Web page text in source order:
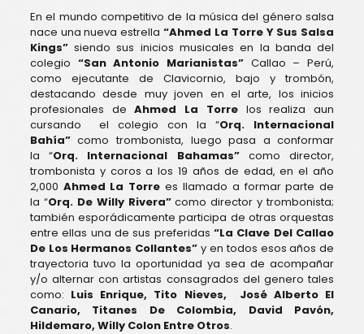
En el mundo competitivo de la música del género salsa
nace una nueva estrella“Ahmed La Torre Y Sus Salsa
Kings”siendo sus inicios musicales en la banda del
colegio “San Antonio Marianistas” Callao – Perú,
como ejecutante de Clavicornio, bajo y trombón,
destacando desde muy joven en el arte, los inicios
profesionales de Ahmed La Torrelos realiza aun
cursando el colegio con la “Orq. Internacional
Bahía”como trombonista, luego pasa a conformar
la “Orq. Internacional Bahamas” como director,
trombonista y coros a los 19 años de edad, en el año
2,000 Ahmed La Torre es llamado a formar parte de
la “Orq. De Willy Rivera”como director y trombonista;
también esporádicamente participa de otras orquestas
entre ellas una de sus preferidas“La Clave Del Callao
De Los Hermanos Collantes”y en todos esos años de
trayectoria tuvo la oportunidad ya sea de acompañar
y/o alternar con artistas consagrados del genero tales
como: Luis Enrique, Tito Nieves, José Alberto El
Canario, Titanes De Colombia, David Pavón,
Hildemaro, Willy Colon Entre Otros.